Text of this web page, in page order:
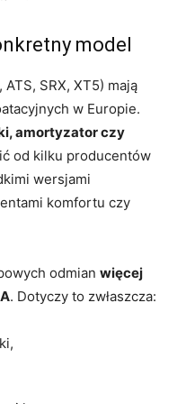
model
SRX, XT5) mają
w Europie.
amortyzator czy
od kilku producentów
wersjami
komfortu czy
odmian więcej
. Dotyczy to zwłaszcza: